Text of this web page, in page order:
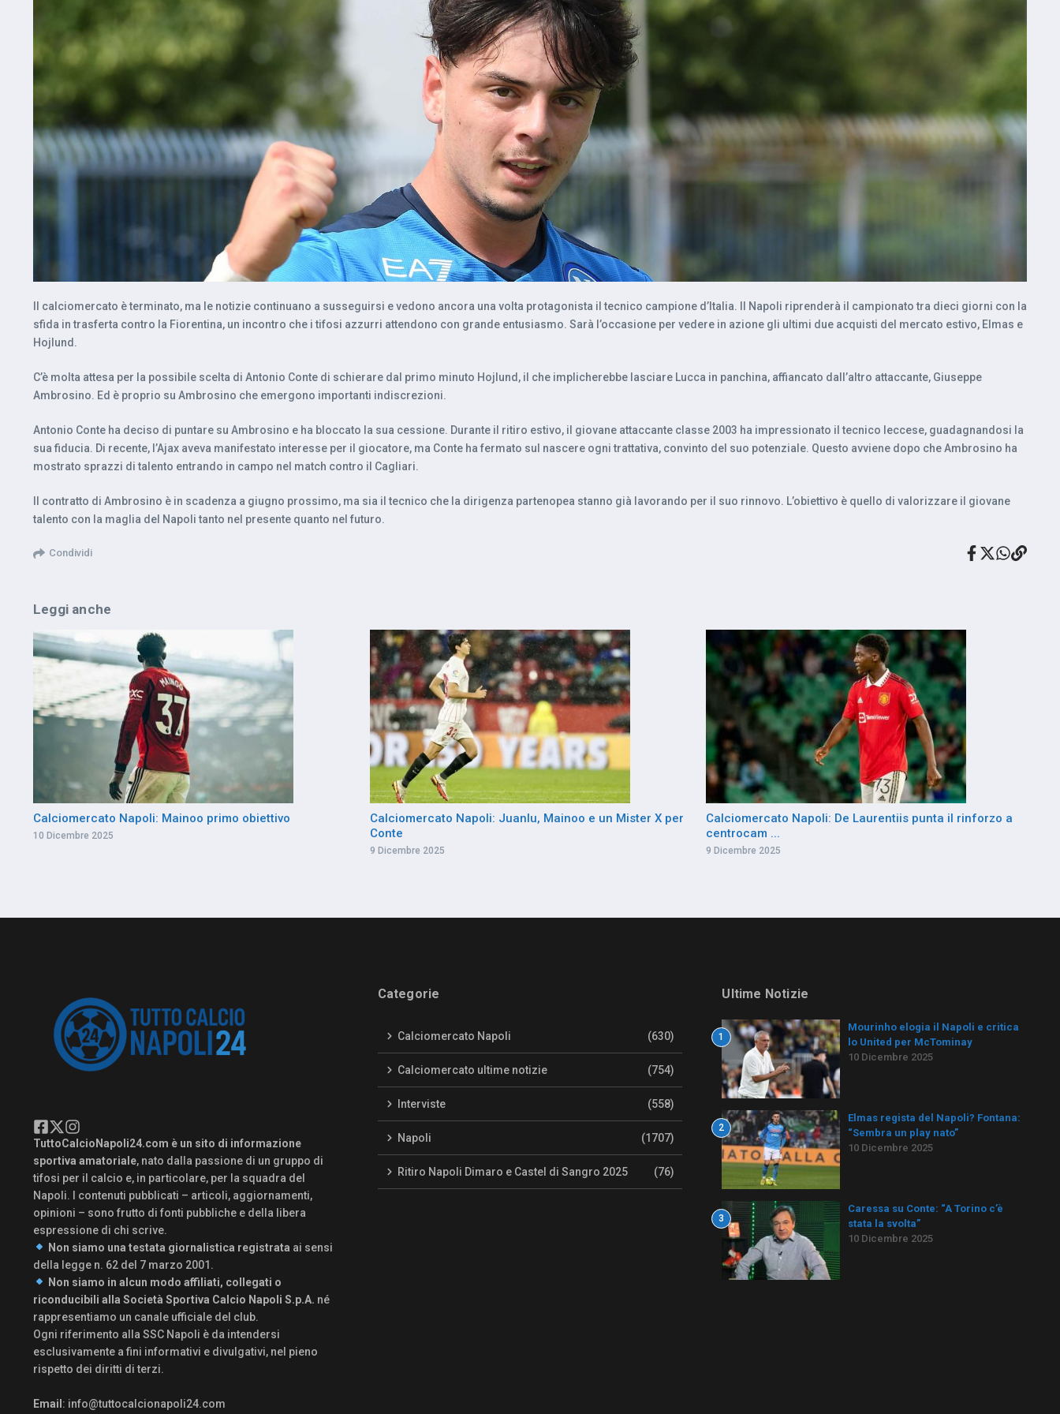
Il calciomercato è terminato, ma le notizie continuano a susseguirsi e vedono ancora una volta protagonista il tecnico campione d’Italia. Il Napoli riprenderà il campionato tra dieci giorni con la
sfida in trasferta contro la Fiorentina, un incontro che i tifosi azzurri attendono con grande entusiasmo. Sarà l’occasione per vedere in azione gli ultimi due acquisti del mercato estivo, Elmas e
Hojlund.
C’è molta attesa per la possibile scelta di Antonio Conte di schierare dal primo minuto Hojlund, il che implicherebbe lasciare Lucca in panchina, affiancato dall’altro attaccante, Giuseppe
Ambrosino. Ed è proprio su Ambrosino che emergono importanti indiscrezioni.
Antonio Conte ha deciso di puntare su Ambrosino e ha bloccato la sua cessione. Durante il ritiro estivo, il giovane attaccante classe 2003 ha impressionato il tecnico leccese, guadagnandosi la
sua fiducia. Di recente, l’Ajax aveva manifestato interesse per il giocatore, ma Conte ha fermato sul nascere ogni trattativa, convinto del suo potenziale. Questo avviene dopo che Ambrosino ha
mostrato sprazzi di talento entrando in campo nel match contro il Cagliari.
Il contratto di Ambrosino è in scadenza a giugno prossimo, ma sia il tecnico che la dirigenza partenopea stanno già lavorando per il suo rinnovo. L’obiettivo è quello di valorizzare il giovane
talento con la maglia del Napoli tanto nel presente quanto nel futuro.
Condividi
Leggi anche
Calciomercato Napoli: Mainoo primo obiettivo
10 Dicembre 2025
Calciomercato Napoli: Juanlu, Mainoo e un Mister X per
Conte
9 Dicembre 2025
Calciomercato Napoli: De Laurentiis punta il rinforzo a
centrocam ...
9 Dicembre 2025
TuttoCalcioNapoli24.com è un sito di informazione
sportiva amatoriale, nato dalla passione di un gruppo di
tifosi per il calcio e, in particolare, per la squadra del
Napoli. I contenuti pubblicati – articoli, aggiornamenti,
opinioni – sono frutto di fonti pubbliche e della libera
espressione di chi scrive.
Non siamo una testata giornalistica registrata ai sensi
della legge n. 62 del 7 marzo 2001.
Non siamo in alcun modo affiliati, collegati o
riconducibili alla Società Sportiva Calcio Napoli S.p.A. né
rappresentiamo un canale ufficiale del club.
Ogni riferimento alla SSC Napoli è da intendersi
esclusivamente a fini informativi e divulgativi, nel pieno
rispetto dei diritti di terzi.
Email : info@tuttocalcionapoli24.com
Categorie
Calciomercato Napoli (630)
Calciomercato ultime notizie (754)
Interviste (558)
Napoli (1707)
Ritiro Napoli Dimaro e Castel di Sangro 2025 (76)
Ultime Notizie
1
Mourinho elogia il Napoli e critica
lo United per McTominay
10 Dicembre 2025
2
Elmas regista del Napoli? Fontana:
“Sembra un play nato”
10 Dicembre 2025
3
Caressa su Conte: “A Torino c’è
stata la svolta”
10 Dicembre 2025